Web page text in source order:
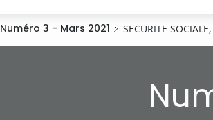
Numéro 3 - Mars 2021 SECURITE